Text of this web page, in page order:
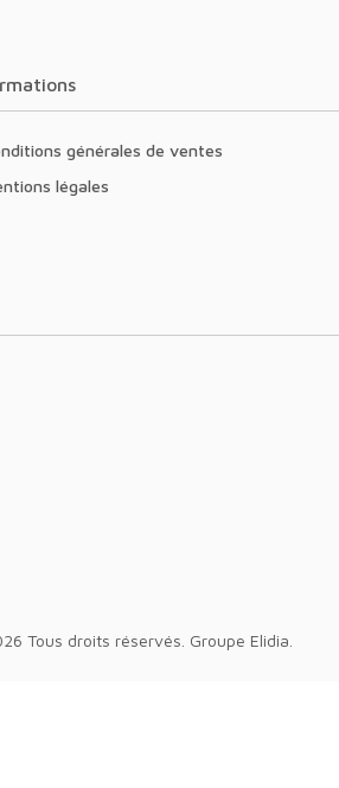
générales de ventes
légales
Tous droits réservés. Groupe Elidia